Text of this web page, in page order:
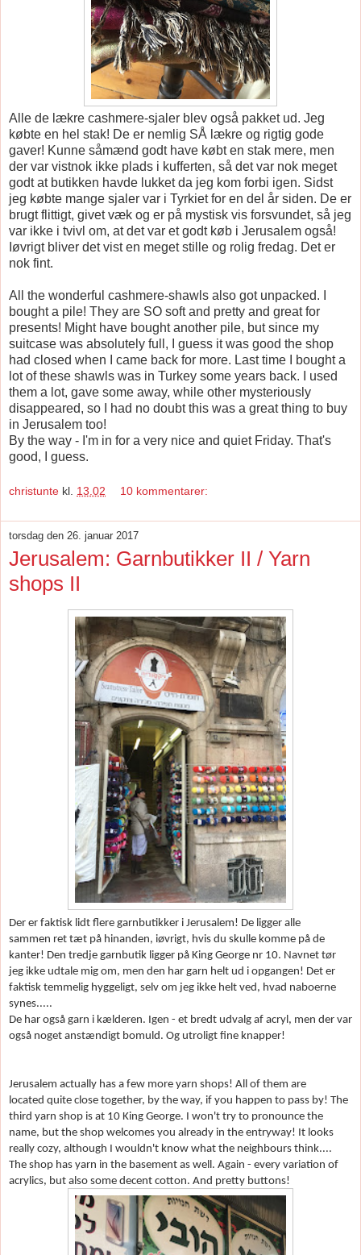
Alle de lækre cashmere-sjaler blev også pakket ud. Jeg
købte en hel stak! De er nemlig SÅ lækre og rigtig gode
gaver! Kunne såmænd godt have købt en stak mere, men
der var vistnok ikke plads i kufferten, så det var nok meget
godt at butikken havde lukket da jeg kom forbi igen. Sidst
jeg købte mange sjaler var i Tyrkiet for en del år siden. De er
brugt flittigt, givet væk og er på mystisk vis forsvundet, så jeg
var ikke i tvivl om, at det var et godt køb i Jerusalem også!
Iøvrigt bliver det vist en meget stille og rolig fredag. Det er
nok fint.
All the wonderful cashmere-shawls also got unpacked. I
bought a pile! They are SO soft and pretty and great for
presents! Might have bought another pile, but since my
suitcase was absolutely full, I guess it was good the shop
had closed when I came back for more. Last time I bought a
lot of these shawls was in Turkey some years back. I used
them a lot, gave some away, while other mysteriously
disappeared, so I had no doubt this was a great thing to buy
in Jerusalem too!
By the way - I'm in for a very nice and quiet Friday. That's
good, I guess.
christunte kl. 13.02 10 kommentarer:
torsdag den 26. januar 2017
Jerusalem: Garnbutikker II / Yarn
shops II
Der er faktisk lidt flere garnbutikker i Jerusalem! De ligger alle
sammen ret tæt på hinanden, iøvrigt, hvis du skulle komme på de
kanter! Den tredje garnbutik ligger på King George nr 10. Navnet tør
jeg ikke udtale mig om, men den har garn helt ud i opgangen! Det er
faktisk temmelig hyggeligt, selv om jeg ikke helt ved, hvad naboerne
synes.....
De har også garn i kælderen. Igen - et bredt udvalg af acryl, men der var
også noget anstændigt bomuld. Og utroligt fine knapper!
Jerusalem actually has a few more yarn shops! All of them are
located quite close together, by the way, if you happen to pass by! The
third yarn shop is at 10 King George. I won't try to pronounce the
name, but the shop welcomes you already in the entryway! It looks
really cozy, although I wouldn't know what the neighbours think....
The shop has yarn in the basement as well. Again - every variation of
acrylics, but also some decent cotton. And pretty buttons!